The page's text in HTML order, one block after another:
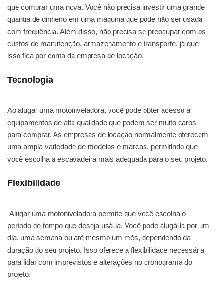
que comprar uma nova. Você não precisa investir uma grande
quantia de dinheiro em uma máquina que pode não ser usada
com frequência. Além disso, não precisa se preocupar com os
custos de manutenção, armazenamento e transporte, já que
isso fica por conta da empresa de locação.
Tecnologia
Ao alugar uma motoniveladora, você pode obter acesso a
equipamentos de alta qualidade que podem ser muito caros
para comprar. As empresas de locação normalmente oferecem
uma ampla variedade de modelos e marcas, permitindo que
você escolha a escavadeira mais adequada para o seu projeto.
Flexibilidade
Alugar uma motoniveladora permite que você escolha o
período de tempo que deseja usá-la. Você pode alugá-la por um
dia, uma semana ou até mesmo um mês, dependendo da
duração do seu projeto. Isso oferece a flexibilidade necessária
para lidar com imprevistos e alterações no cronograma do
projeto.